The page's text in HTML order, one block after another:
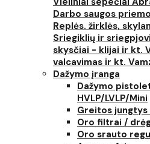
Darbo saugos
Replės. žirklės,
Sriegiklių ir
skysčiai - klijai ir kt.
valcavimas ir kt.
Dažymo įranga
Dažymo
HVLP/LVLP/Mini
Greitos
Oro filtrai /
Oro srauto